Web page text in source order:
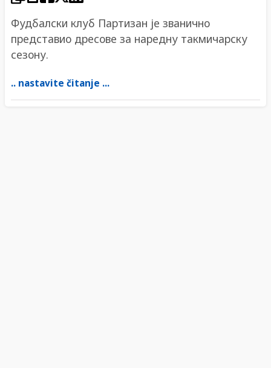
Фудбалски клуб Партизан је званично
представио дресове за наредну такмичарску
сезону.
.. nastavite čitanje ...